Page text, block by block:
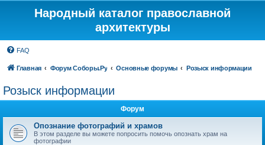
Народный каталог православной
архитектуры
FAQ
Главная Форум Соборы.Ру Основные форумы Розыск информации
Розыск информации
Форум
Опознание фотографий и храмов
В этом разделе вы можете попросить помочь опознать храм на
фотографии